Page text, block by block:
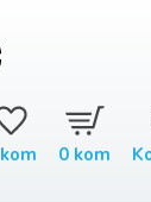
kom 0 kom